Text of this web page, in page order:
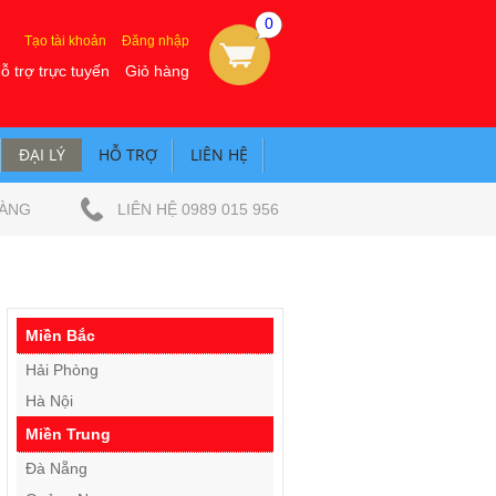
Tạo tài khoản Đăng nhập
trợ trực tuyến Giỏ hàng
0
ĐẠI LÝ HỖ TRỢ LIÊN HỆ
LIÊN HỆ 0989 015 956
Miền Bắc
Hải Phòng
Hà Nội
Miền Trung
Đà Nẵng